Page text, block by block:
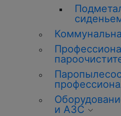
и АЗС